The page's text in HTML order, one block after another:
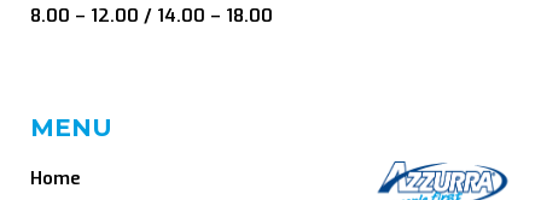
8.00 – 12.00 / 14.00 – 18.00
MENU
Home